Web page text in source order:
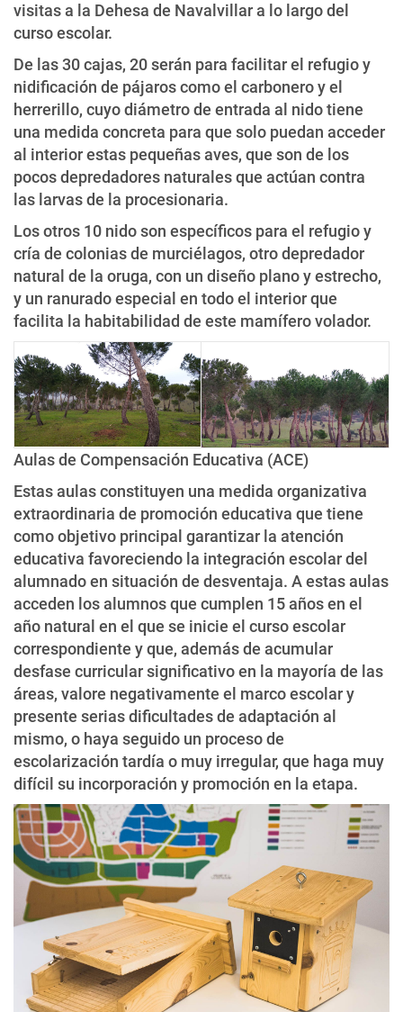
visitas a la Dehesa de Navalvillar a lo largo del
curso escolar.
De las 30 cajas, 20 serán para facilitar el refugio y
nidificación de pájaros como el carbonero y el
herrerillo, cuyo diámetro de entrada al nido tiene
una medida concreta para que solo puedan acceder
al interior estas pequeñas aves, que son de los
pocos depredadores naturales que actúan contra
las larvas de la procesionaria.
Los otros 10 nido son específicos para el refugio y
cría de colonias de murciélagos, otro depredador
natural de la oruga, con un diseño plano y estrecho,
y un ranurado especial en todo el interior que
facilita la habitabilidad de este mamífero volador.
Aulas de Compensación Educativa (ACE)
Estas aulas constituyen una medida organizativa
extraordinaria de promoción educativa que tiene
como objetivo principal garantizar la atención
educativa favoreciendo la integración escolar del
alumnado en situación de desventaja. A estas aulas
acceden los alumnos que cumplen 15 años en el
año natural en el que se inicie el curso escolar
correspondiente y que, además de acumular
desfase curricular significativo en la mayoría de las
áreas, valore negativamente el marco escolar y
presente serias dificultades de adaptación al
mismo, o haya seguido un proceso de
escolarización tardía o muy irregular, que haga muy
difícil su incorporación y promoción en la etapa.